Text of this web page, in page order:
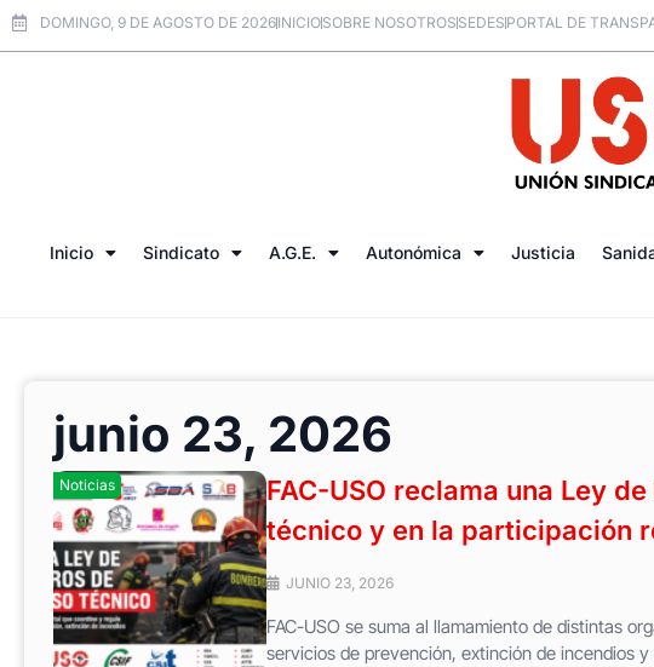
DOMINGO, 9 DE AGOSTO DE 2026INICIOSOBRE NOSOTROSSEDESPORTAL DE
Inicio Sindicato A.G.E. Autonómica Justicia
junio 23, 2026
Noticias
FAC-USO reclama una Ley
técnico y en la participación
JUNIO 23, 2026
FAC-USO se suma al llamamiento de distintas
servicios de prevención, extinción de incendios